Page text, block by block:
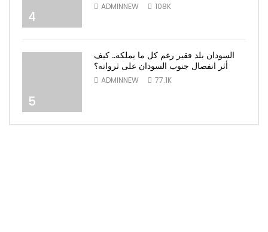
4
ADMINNEW 108K
5
السودان بلد فقير رغم كل ما يملكه.. كيف
أثر انفصال جنوب السودان على ثرواته؟
ADMINNEW 77.1K